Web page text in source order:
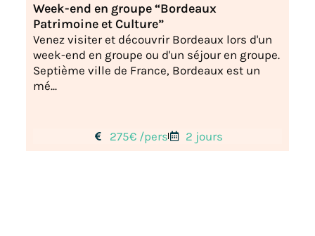
Week-end en groupe “Bordeaux
Patrimoine et Culture”
Venez visiter et découvrir Bordeaux lors d'un
week-end en groupe ou d'un séjour en groupe.
Septième ville de France, Bordeaux est un
mé...
275€ /pers 2 jours